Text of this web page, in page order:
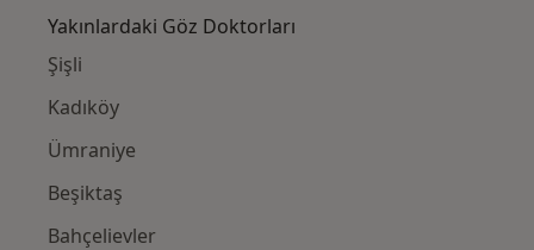
Yakınlardaki Göz Doktorları
Şişli
Kadıköy
Ümraniye
Beşiktaş
Bahçelievler